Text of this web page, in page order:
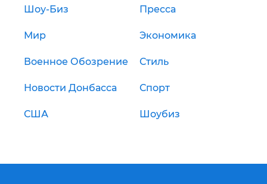
Шоу-Биз Пресса
Мир Экономика
Военное Обозрение Стиль
Новости Донбасса Спорт
США Шоубиз